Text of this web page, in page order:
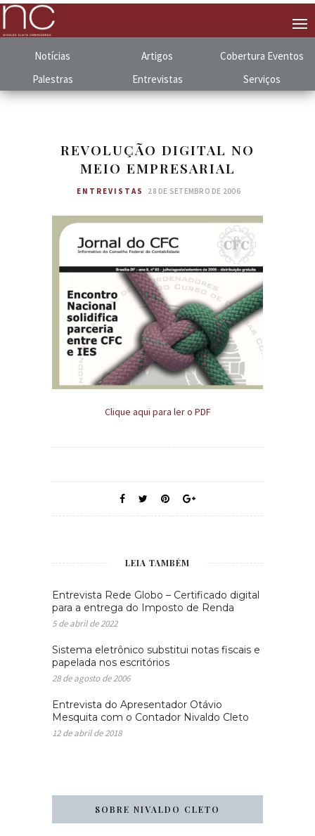
Notícias Artigos Cobertura Eventos
Palestras
Entrevistas Serviços
REVOLUÇÃO DIGITAL NO
MEIO EMPRESARIAL
ENTREVISTAS 28 DE SETEMBRO DE 2006
Clique aqui para ler o PDF
LEIA TAMBÉM
Entrevista Rede Globo – Certificado digital
para a entrega do Imposto de Renda
5 de abril de 2022
Sistema eletrônico substitui notas fiscais e
papelada nos escritórios
28 de agosto de 2006
Entrevista do Apresentador Otávio
Mesquita com o Contador Nivaldo Cleto
12 de abril de 2018
SOBRE NIVALDO CLETO